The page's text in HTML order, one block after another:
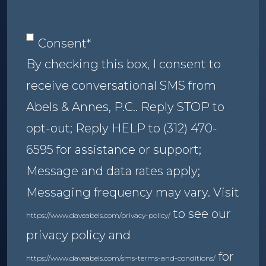
Consent
Consent*
By checking this box, I consent to
receive conversational SMS from
Abels & Annes, P.C.. Reply STOP to
opt-out; Reply HELP to (312) 470-
6595 for assistance or support;
Message and data rates apply;
Messaging frequency may vary. Visit
https://www.daveabels.com/privacy-policy/ to see our
privacy policy and
https://www.daveabels.com/sms-terms-and-conditions/ for